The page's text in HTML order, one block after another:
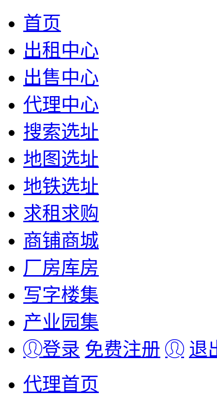
首页
出租中心
出售中心
代理中心
搜索选址
地图选址
地铁选址
求租求购
商铺商城
厂房库房
写字楼集
产业园集
登录 免费注册
退
代理首页